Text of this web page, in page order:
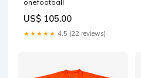
onefootball
US$ 105.00
★★★★★ 4.5 (22 reviews)